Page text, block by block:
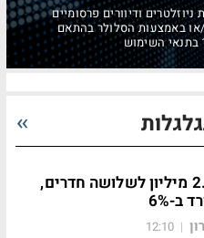
ודיוורים פרסומיים
או באמצעות הסלולר בהתאם
נווה עמל: 2.46 מיליון לשלושה חדרים,
ב-6%
|
12:10